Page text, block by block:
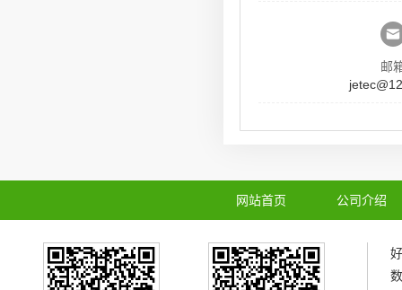
邮
网站首页 公司介绍